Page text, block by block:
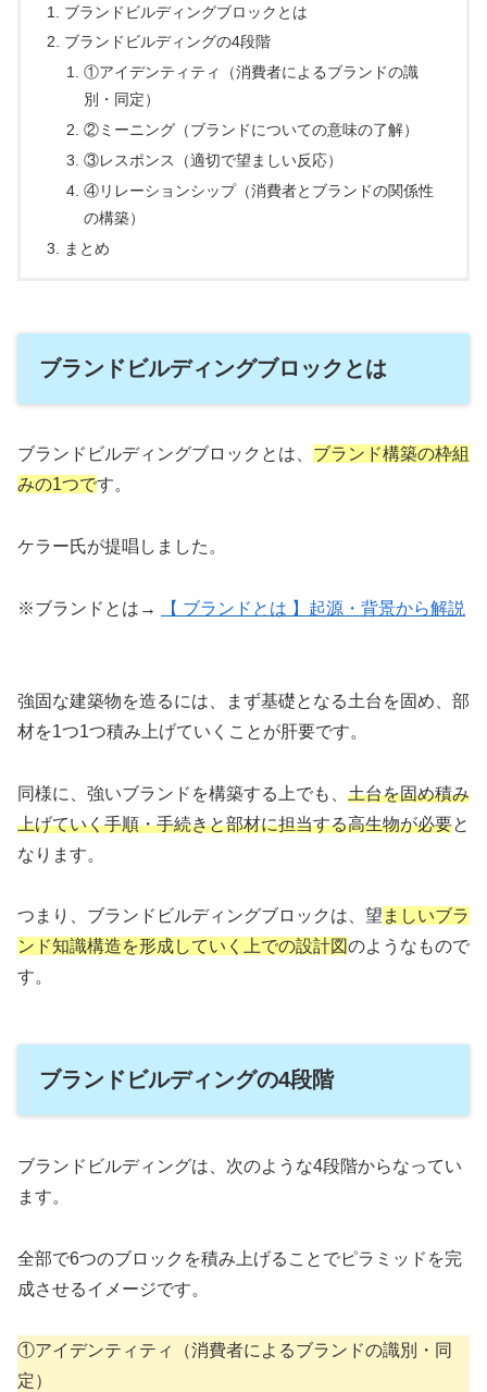
ブランドビルディングブロックとは
ブランドビルディングの4段階
①アイデンティティ（消費者によるブランドの識
別・同定）
②ミーニング（ブランドについての意味の了解）
③レスポンス（適切で望ましい反応）
④リレーションシップ（消費者とブランドの関係性
の構築）
まとめ
ブランドビルディングブロックとは
ブランドビルディングブロックとは、 ブランド構築の枠組
みの1つです。
ケラー氏が提唱しました。
※ブランドとは→ 【 ブランドとは 】起源・背景から解説
強固な建築物を造るには、まず基礎となる土台を固め、部
材を1つ1つ積み上げていくことが肝要です。
同様に、強いブランドを構築する上でも、 土台を固め積み
上げていく手順・手続きと部材に担当する高生物が必要と
なります。
つまり、ブランドビルディングブロックは、望 ましいブラ
ンド知識構造を形成していく上での設計図のようなもので
す。
ブランドビルディングの4段階
ブランドビルディングは、次のような4段階からなってい
ます。
全部で6つのブロックを積み上げることでピラミッドを完
成させるイメージです。
①アイデンティティ（消費者によるブランドの識別・同
定）